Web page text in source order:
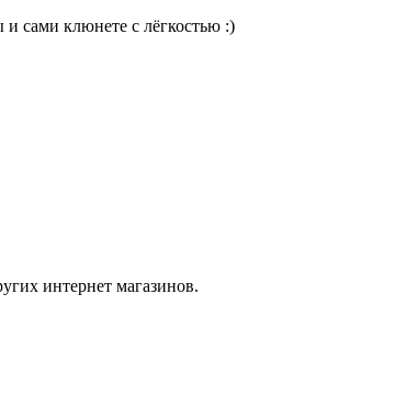
и сами клюнете с лёгкостью :)
интернет магазинов.